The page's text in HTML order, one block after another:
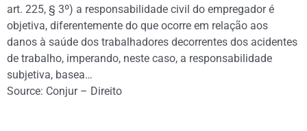
art. 225, § 3º) a responsabilidade civil do empregador é
objetiva, diferentemente do que ocorre em relação aos
danos à saúde dos trabalhadores decorrentes dos acidentes
de trabalho, imperando, neste caso, a responsabilidade
subjetiva, basea…
Source: Conjur – Direito